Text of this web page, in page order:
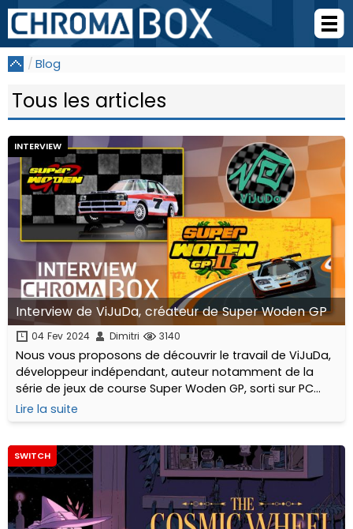
Blog
Tous les articles
INTERVIEW
Interview de ViJuDa, créateur de Super Woden GP
04 Fev 2024 Dimitri 3140
Nous vous proposons de découvrir le travail de ViJuDa,
développeur indépendant, auteur notamment de la
série de jeux de course Super Woden GP, sorti sur PC
mais également sur consoles et Steam Deck...
Lire la suite
SWITCH